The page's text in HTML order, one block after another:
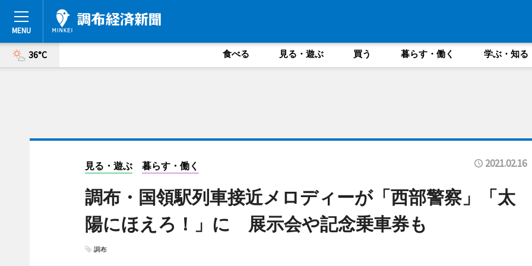
36°C 食べる 見る・遊ぶ 買う 暮らす・働く 学ぶ・知る
見る・遊ぶ 暮らす・働く 2021.02.16
調布・国領駅列車接近メロディーが「西部警察」「太
陽にほえろ！」に 展示会や記念乗車券も
調布